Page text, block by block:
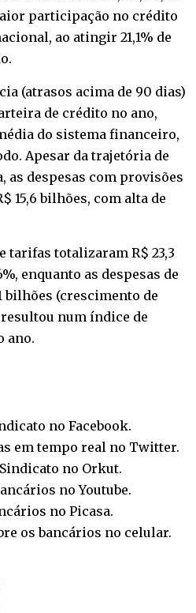
participação no crédito
ao atingir 21,1% de
(atrasos acima de 90 dias)
de crédito no ano,
do sistema financeiro,
Apesar da trajetória de
as despesas com provisões
15,6 bilhões, com alta de
tarifas totalizaram R$ 23,3
enquanto as despesas de
bilhões (crescimento de
num índice de
ano.
no Facebook.
em tempo real no Twitter.
no Orkut.
noYoutube.
no Picasa.
os bancários no celular.